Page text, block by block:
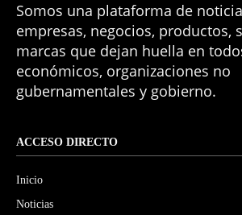
Somos una plataforma de
empresas, negocios, productos,
marcas que dejan huella en
económicos, organizaciones no
gubernamentales y gobierno.
ACCESO DIRECTO
Inicio
Noticias